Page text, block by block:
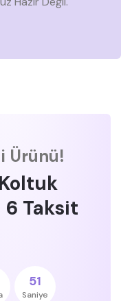
Ürünü!
6 Taksit
50
Saniye